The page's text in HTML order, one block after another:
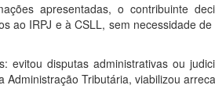
apresentadas, o contribuinte
ao IRPJ e à CSLL, sem necessidade
evitou disputas administrativas ou
Tributária, viabilizou